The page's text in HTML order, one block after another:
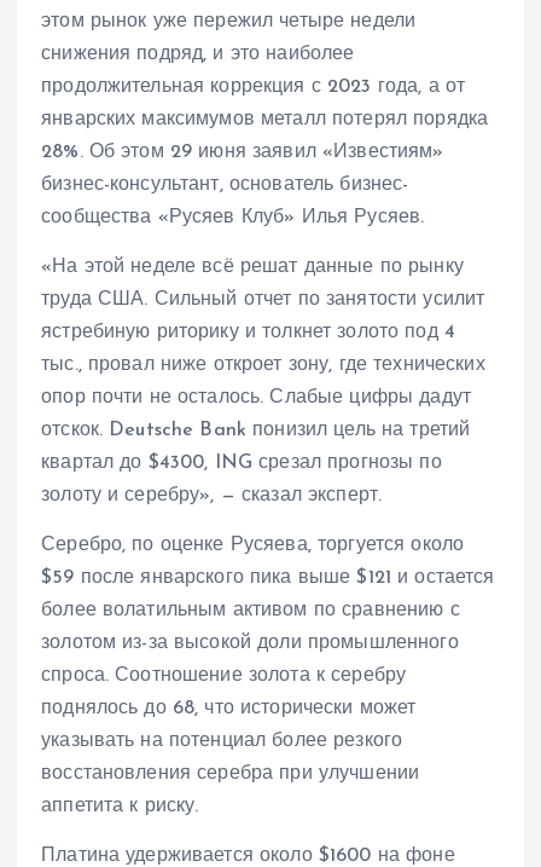
этом рынок уже пережил четыре недели
снижения подряд, и это наиболее
продолжительная коррекция с 2023 года, а от
январских максимумов металл потерял порядка
28%. Об этом 29 июня заявил «Известиям»
бизнес-консультант, основатель бизнес-
сообщества «Русяев Клуб» Илья Русяев.
«На этой неделе всё решат данные по рынку
труда США. Сильный отчет по занятости усилит
ястребиную риторику и толкнет золото под 4
тыс., провал ниже откроет зону, где технических
опор почти не осталось. Слабые цифры дадут
отскок. Deutsche Bank понизил цель на третий
квартал до $4300, ING срезал прогнозы по
золоту и серебру», — сказал эксперт.
Серебро, по оценке Русяева, торгуется около
$59 после январского пика выше $121 и остается
более волатильным активом по сравнению с
золотом из-за высокой доли промышленного
спроса. Соотношение золота к серебру
поднялось до 68, что исторически может
указывать на потенциал более резкого
восстановления серебра при улучшении
аппетита к риску.
Платина удерживается около $1600 на фоне